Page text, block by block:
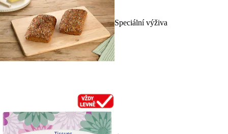
Speciální výživa